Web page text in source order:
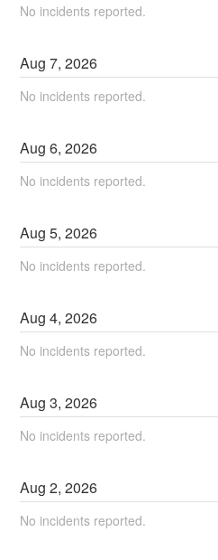
No incidents reported.
Aug7,2026
No incidents reported.
Aug6,2026
No incidents reported.
Aug5,2026
No incidents reported.
Aug4,2026
No incidents reported.
Aug3,2026
No incidents reported.
Aug2,2026
No incidents reported.